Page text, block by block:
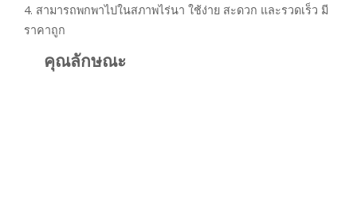
4. สามารถพกพาไปในสภาพไร่นา ใช้ง่าย สะดวก และรวดเร็ว มี
ราคาถูก
คุณลักษณะ